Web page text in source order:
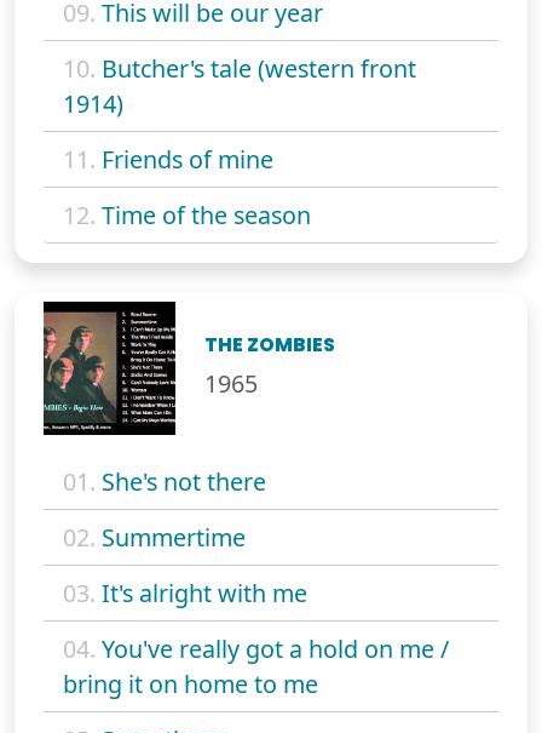
09. This will be our year
10. Butcher's tale (western front
1914)
11. Friends of mine
12. Time of the season
THE ZOMBIES
1965
01. She's not there
02. Summertime
03. It's alright with me
04. You've really got a hold on me /
bring it on home to me